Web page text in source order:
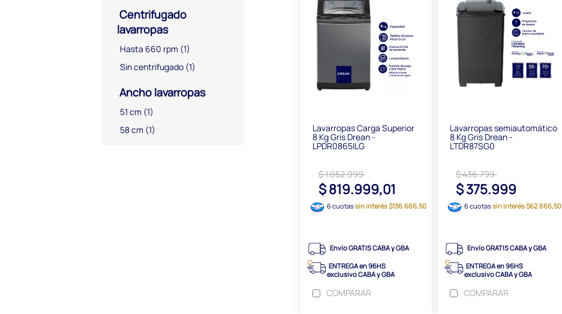
Centrifugado
lavarropas
Hasta 660 rpm (1)
Sin centrifugado (1)
Ancho lavarropas
51 cm (1)
58 cm (1) Lavarropas Carga Superior
8 Kg Gris Drean -
LPDR0865ILG
$ 1.052.999
$ 819.999,01
6 cuotassin interés $136.666,50
Envío GRATIS CABA y GBA
ENTREGA en 96HS
exclusivo CABA y GBA
COMPARAR
Lavarropas semiautomático
8 Kg Gris Drean -
LTDR87SG0
$ 436.799
$ 375.999
6 cuotassin interés $62.666,50
Envío GRATIS CABA y GBA
ENTREGA en 96HS
exclusivo CABA y GBA
COMPARAR